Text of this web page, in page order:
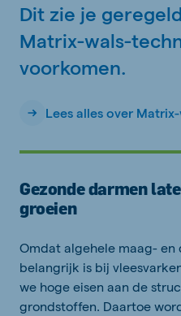
Dit zie je
Matrix-wals-
voorkomen.
Lees alles over
Gezonde darmen
groeien
Omdat algehele maag- en
belangrijk is bij
we hoge eisen aan de
grondstoffen. Daartoe